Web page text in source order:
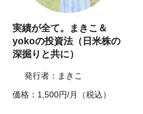
実績が全て。まきこ＆
yokoの投資法（日米株の
深掘りと共に）
発行者：まきこ
価格：1,500円/月（税込）